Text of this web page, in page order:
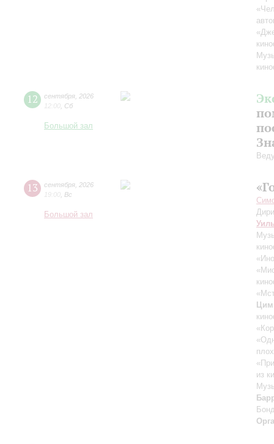
12 сентября 2026
12:00 Сб
Большой зал
13 сентября 2026
19:00 Вс
Большой зал
из